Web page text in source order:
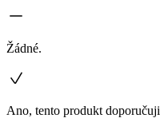
Žádné.
Ano, tento produkt doporučuji